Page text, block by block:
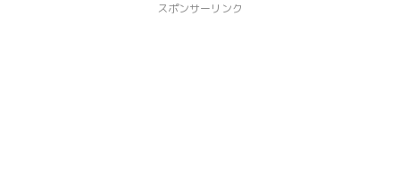
スポンサーリンク